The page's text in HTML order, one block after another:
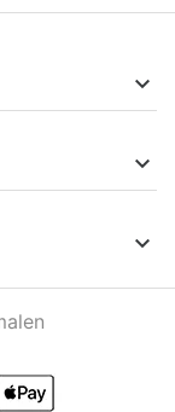


